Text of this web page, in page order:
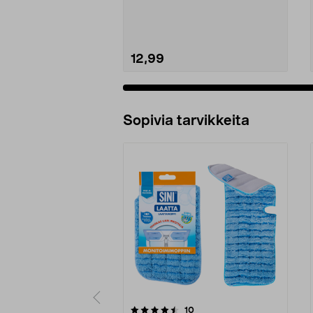
12,99
Sopivia tarvikkeita
10arvostelut
4.0viidestä